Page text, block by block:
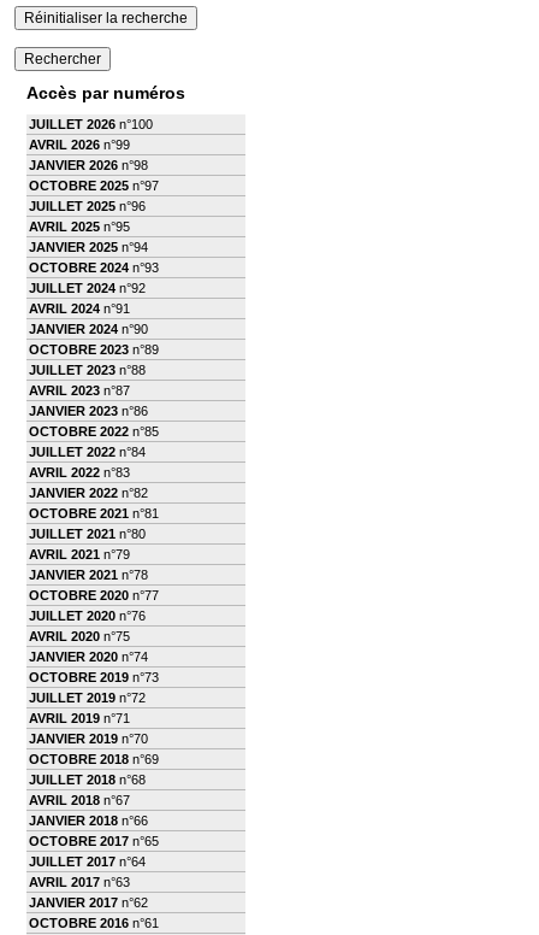
Accès par numéros
JUILLET 2026 n°100
AVRIL 2026 n°99
JANVIER 2026 n°98
OCTOBRE 2025 n°97
JUILLET 2025 n°96
AVRIL 2025 n°95
JANVIER 2025 n°94
OCTOBRE 2024 n°93
JUILLET 2024 n°92
AVRIL 2024 n°91
JANVIER 2024 n°90
OCTOBRE 2023 n°89
JUILLET 2023 n°88
AVRIL 2023 n°87
JANVIER 2023 n°86
OCTOBRE 2022 n°85
JUILLET 2022 n°84
AVRIL 2022 n°83
JANVIER 2022 n°82
OCTOBRE 2021 n°81
JUILLET 2021 n°80
AVRIL 2021 n°79
JANVIER 2021 n°78
OCTOBRE 2020 n°77
JUILLET 2020 n°76
AVRIL 2020 n°75
JANVIER 2020 n°74
OCTOBRE 2019 n°73
JUILLET 2019 n°72
AVRIL 2019 n°71
JANVIER 2019 n°70
OCTOBRE 2018 n°69
JUILLET 2018 n°68
AVRIL 2018 n°67
JANVIER 2018 n°66
OCTOBRE 2017 n°65
JUILLET 2017 n°64
AVRIL 2017 n°63
JANVIER 2017 n°62
OCTOBRE 2016 n°61